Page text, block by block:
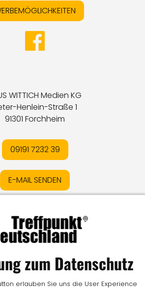
WITTICH Medien KG
Henlein-Straße 1
91301 Forchheim
09191 7232 39
E-MAIL SENDEN
IOnline-Streitschlichtung
IKontakt IVertrag widerrufen
LW Medien GmbH
zum Datenschutz
erlauben Sie uns die User Experience